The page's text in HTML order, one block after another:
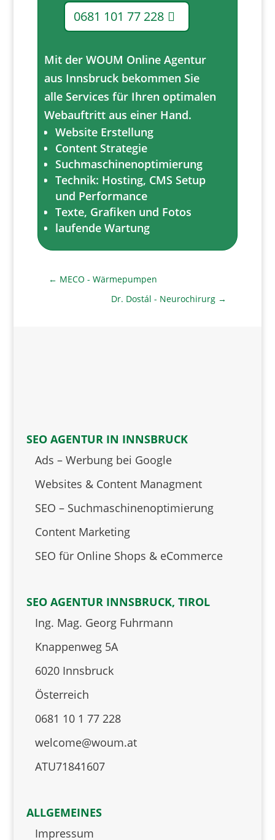
0681 101 77 228
Mit der WOUM Online Agentur
aus Innsbruck bekommen Sie
alle Services für Ihren optimalen
Webauftritt aus einer Hand.
Website Erstellung
Content Strategie
Suchmaschinenoptimierung
Technik: Hosting, CMS Setup
und Performance
Texte, Grafiken und Fotos
laufende Wartung
← MECO - Wärmepumpen
Dr. Dostál - Neurochirurg →
SEO AGENTUR IN INNSBRUCK
Ads – Werbung bei Google
Websites & Content Managment
SEO – Suchmaschinenoptimierung
Content Marketing
SEO für Online Shops & eCommerce
SEO AGENTUR INNSBRUCK, TIROL
Ing. Mag. Georg Fuhrmann
Knappenweg 5A
6020 Innsbruck
Österreich
0681 10 1 77 228
welcome@woum.at
ATU71841607
ALLGEMEINES
Impressum